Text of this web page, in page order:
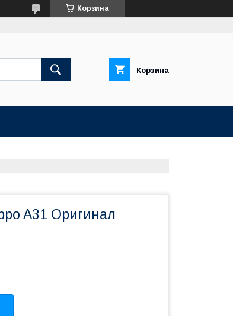
Корзина
Корзина
A31 Оригинал